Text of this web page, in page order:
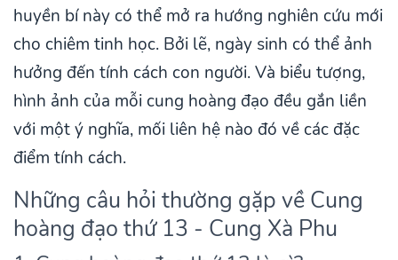
huyền bí này có thể mở ra hướng nghiên cứu mới
cho chiêm tinh học. Bởi lẽ, ngày sinh có thể ảnh
hưởng đến tính cách con người. Và biểu tượng,
hình ảnh của mỗi cung hoàng đạo đều gắn liền
với một ý nghĩa, mối liên hệ nào đó về các đặc
điểm tính cách.
Những câu hỏi thường gặp về Cung
hoàng đạo thứ 13 - Cung Xà Phu